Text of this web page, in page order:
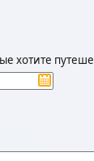
хотите